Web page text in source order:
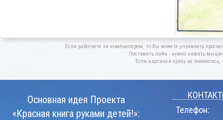
Если работаете за компьютером, то Вы можете управлять
Поставить лайк - нужно нажать
Если картинка сразу не появилась,
Основная идея Проекта
«Красная книга руками детей!»:
Телефон: